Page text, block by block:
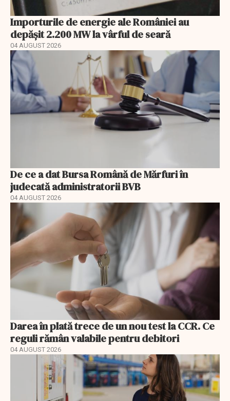
Importurile de energie ale României au
depășit 2.200 MW la vârful de seară
04 AUGUST 2026
De ce a dat Bursa Română de Mărfuri în
judecată administratorii BVB
04 AUGUST 2026
Darea în plată trece de un nou test la CCR. Ce
reguli rămân valabile pentru debitori
04 AUGUST 2026